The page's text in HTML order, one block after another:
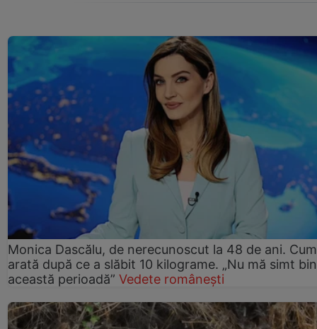
Monica Dascălu, de nerecunoscut la 48 de ani. Cum
arată după ce a slăbit 10 kilograme. „Nu mă simt
această perioadă” Vedete românești